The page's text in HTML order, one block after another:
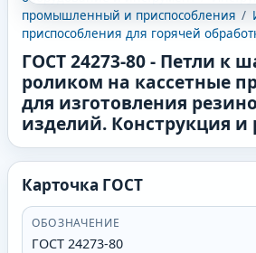
промышленный и приспособления /
приспособления для горячей
ГОСТ 24273-80- Петли к
роликом на кассетные
для изготовления
изделий. Конструкция и
Карточка ГОСТ
ОБОЗНАЧЕНИЕ
ГОСТ 24273-80